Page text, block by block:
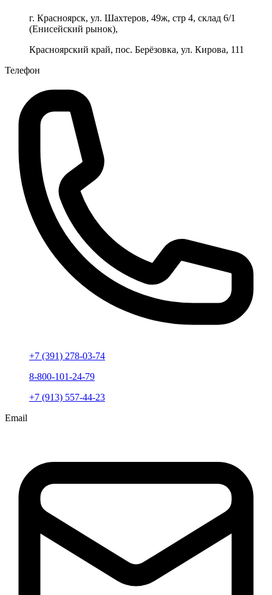
г. Красноярск, ул. Шахтеров, 49ж, стр 4, склад 6/1
(Енисейский рынок),
Красноярский край, пос. Берёзовка, ул. Кирова, 111
Телефон
+7 (391) 278-03-74
8-800-101-24-79
+7 (913) 557-44-23
Email